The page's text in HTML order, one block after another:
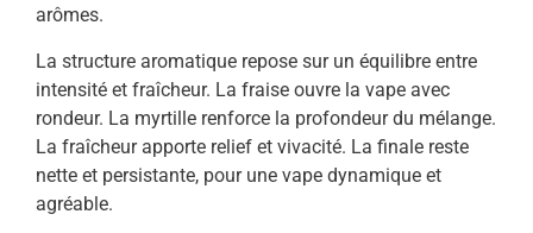
arômes.
La structure aromatique repose sur un équilibre entre
intensité et fraîcheur. La fraise ouvre la vape avec
rondeur. La myrtille renforce la profondeur du mélange.
La fraîcheur apporte relief et vivacité. La finale reste
nette et persistante, pour une vape dynamique et
agréable.